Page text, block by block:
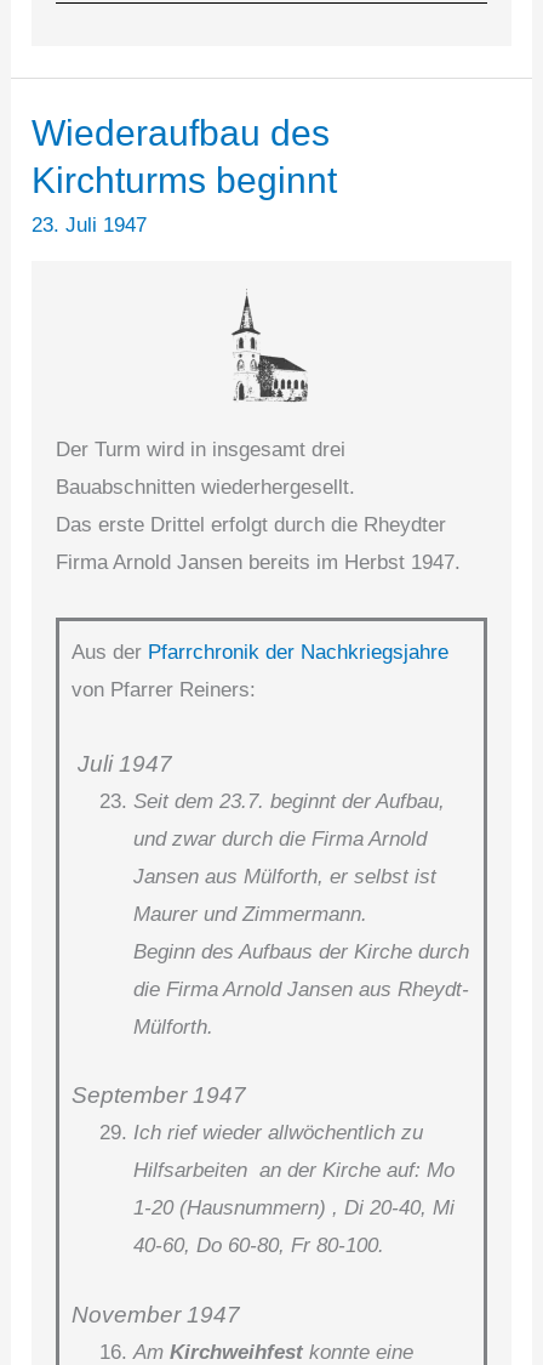
Wiederaufbau des
Kirchturms beginnt
23. Juli 1947
Der Turm wird in insgesamt drei
Bauabschnitten wiederhergesellt.
Das erste Drittel erfolgt durch die Rheydter
Firma Arnold Jansen bereits im Herbst 1947.
Aus der Pfarrchronik der Nachkriegsjahre
von Pfarrer Reiners:
Juli 1947
Seit dem 23.7. beginnt der Aufbau,
und zwar durch die Firma Arnold
Jansen aus Mülforth, er selbst ist
Maurer und Zimmermann.
Beginn des Aufbaus der Kirche durch
die Firma Arnold Jansen aus Rheydt-
Mülforth.
September 1947
Ich rief wieder allwöchentlich zu
Hilfsarbeiten an der Kirche auf: Mo
1-20 (Hausnummern) , Di 20-40, Mi
40-60, Do 60-80, Fr 80-100.
November 1947
AmKirchweihfest konnte eine